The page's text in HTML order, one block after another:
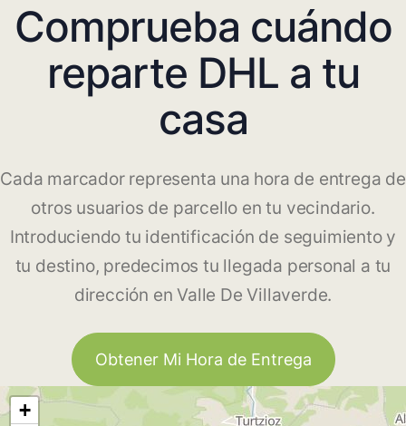
Comprueba cuándo
reparte DHL a tu
casa
Cada marcador representa una hora de entrega de
otros usuarios de parcello en tu vecindario.
Introduciendo tu identificación de seguimiento y
tu destino, predecimos tu llegada personal a tu
dirección en Valle De Villaverde.
Obtener Mi Hora de Entrega
+